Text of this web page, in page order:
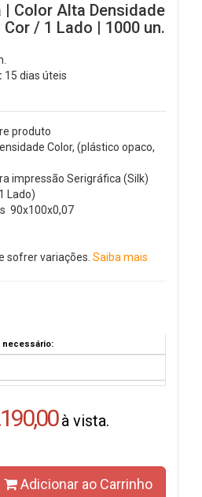
Color Alta Densidade
/ 1 Lado | 1000 un.
15 dias úteis
produto
Color, (plástico opaco,
impressão Serigráfica (Silk)
Lado)
90x100x0,07
sofrer variações. Saiba mais
necessário:
à vista.
Adicionar ao Carrinho